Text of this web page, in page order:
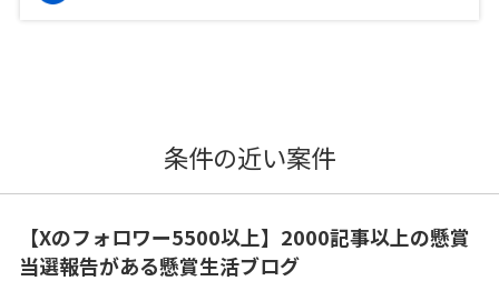
条件の近い案件
【Xのフォロワー5500以上】2000記事以上の懸賞
当選報告がある懸賞生活ブログ